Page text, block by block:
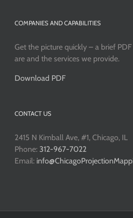
COMPANIES AND CAPABILITIES
Get the picture quickly – a brief
are and the services we provide.
Download PDF
CONTACT US
2415 N Kimball Ave, #1, Chicago, IL
Phone: 312-967-7022
Email: